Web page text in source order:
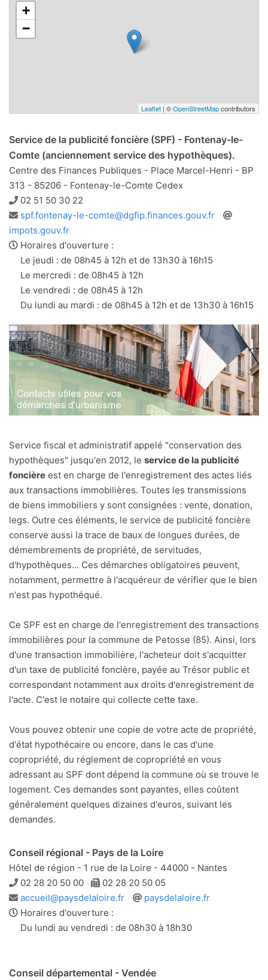
+
−
Leaflet | ©OpenStreetMapcontributors
Service de la publicité foncière (SPF) - Fontenay-le-
Comte (anciennement service des hypothèques).
Centre des Finances Publiques - Place Marcel-Henri - BP
313 - 85206 - Fontenay-le-Comte Cedex
Téléphone
02 51 50 30 22
Adresse
e-
mail
spf.fontenay-le-comte@dgfip.finances.gouv.fr
impots.gouv.fr
Horaires d'ouverture :
Le jeudi : de 08h45 à 12h et de 13h30 à 16h15
Le mercredi : de 08h45 à 12h
Le vendredi : de 08h45 à 12h
Du lundi au mardi : de 08h45 à 12h et de 13h30 à 16h15
Service fiscal et administratif appelé "conservation des
hypothèques" jusqu'en 2012, le service de la publicité
foncière est en charge de l'enregistrement des actes liés
aux transactions immobilières. Toutes les transmissions
de biens immobiliers y sont consignées : vente, donation,
legs. Outre ces éléments, le service de publicité foncière
conserve aussi la trace de baux de longues durées, de
démembrements de propriété, de servitudes,
d'hypothèques... Ces démarches obligatoires peuvent,
notamment, permettre à l'acquéreur de vérifier que le bien
n'est pas hypothéqué.
Ce SPF est en charge de l'enregistrement des transactions
immobilières pour la commune de Petosse (85). Ainsi, lors
d'une transaction immobilière, l'acheteur doit s'acquitter
d'un taxe de publicité foncière, payée au Trésor public et
correspondant notamment aux droits d'enregistrement de
l'acte. C'est le notaire qui collecte cette taxe.
Vous pouvez obtenir une copie de votre acte de propriété,
d'état hypothécaire ou encore, dans le cas d'une
copropriété, du réglement de copropriété en vous
adressant au SPF dont dépend la commune où se trouve le
logement. Ces demandes sont payantes, elles coûtent
généralement quelques dizaines d'euros, suivant les
demandes.
Conseil régional - Pays de la Loire
Hôtel de région - 1 rue de la Loire - 44000 - Nantes
Téléphone
02 28 20 50 00 Télécopie
02 28 20 50 05
Adresse
e-
mail
accueil@paysdelaloire.fr
Site
paysdelaloire.fr
Horaires d'ouverture :
Du lundi au vendredi : de 08h30 à 18h30
Conseil départemental - Vendée